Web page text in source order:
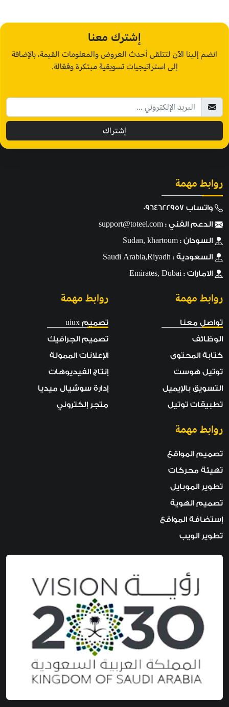
إشترك معنا
انضم إلينا الآن لتتلقى أحدث العروض والمعلومات القيمة، بالإضافة
إلى استراتيجيات تسويقية مبتكرة وفعّالة.
إشتراك
روابط مهمة
واتساب 0964622957
الدعم الفني : support@toteel.com
السودان : Sudan, khartoum
السعودية : Saudi Arabia,Riyadh
الامارات : Emirates, Dubai
روابط مهمة
تواصل معنا
الوظائف
كتابة المحتوى
توتيل هوست
التسويق بالإيميل
تطبيقات توتيل
روابط مهمة
تصميم uiux
تصميم الجرافيك
الإعلانات الممولة
إنتاج الفيديوهات
إدارة سوشيال ميديا
متجر إلكتروني
روابط مهمة
تصميم المواقع
تهيئة محركات
تطوير الموبايل
تصميم الهوية
إستضافة المواقع
تطوير الويب